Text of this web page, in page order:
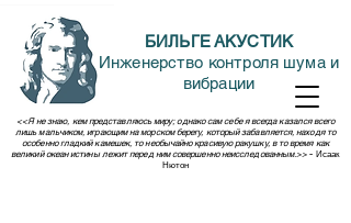
БИЛЬГЕ АКУСТИК
Инженерство контроля шума и
вибрации
<<Я не знаю, кем представляюсь миру; однако сам себе я всегда казался всего
лишь мальчиком, играющим на морском берегу, который забавляется, находя то
особенно гладкий камешек, то необычайно красивую ракушку, в то время как
великий океан истины лежит перед ним совершенно неисследованным.>> - Исаак
Нютон